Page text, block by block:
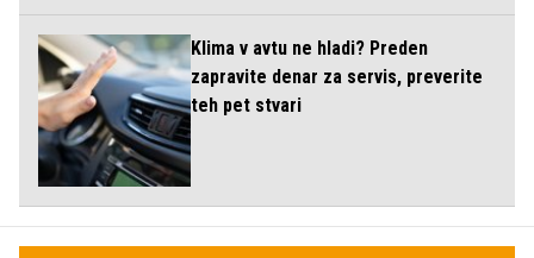
Klima v avtu ne hladi? Preden
zapravite denar za servis, preverite
teh pet stvari